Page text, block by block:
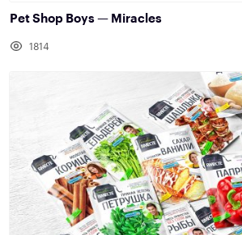
Pet Shop Boys — Miracles
1814